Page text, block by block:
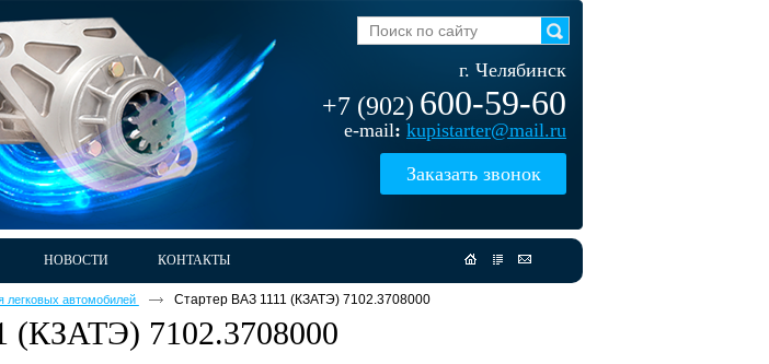
г. Челябинск
+7 (902) 600-59-60
e-mail: kupistarter@mail.ru
Заказать звонок
НОВОСТИ КОНТАКТЫ
легковых автомобилей Стартер ВАЗ 1111 (КЗАТЭ) 7102.3708000
(КЗАТЭ) 7102.3708000